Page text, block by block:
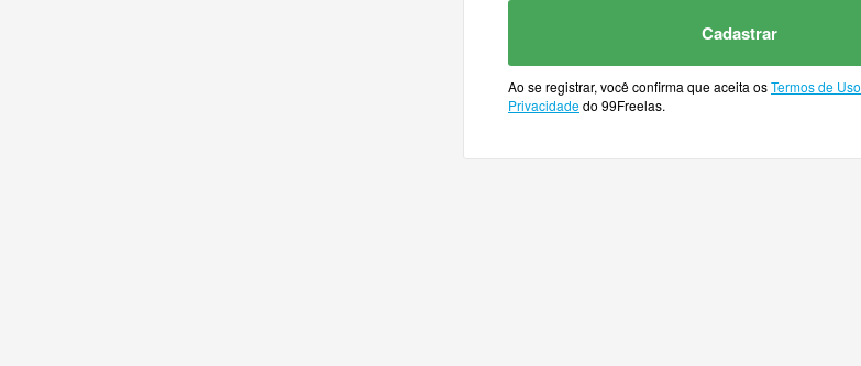
Cadastrar
Ao se registrar, você confirma que aceita osTermos de Uso
Privacidadedo 99Freelas.